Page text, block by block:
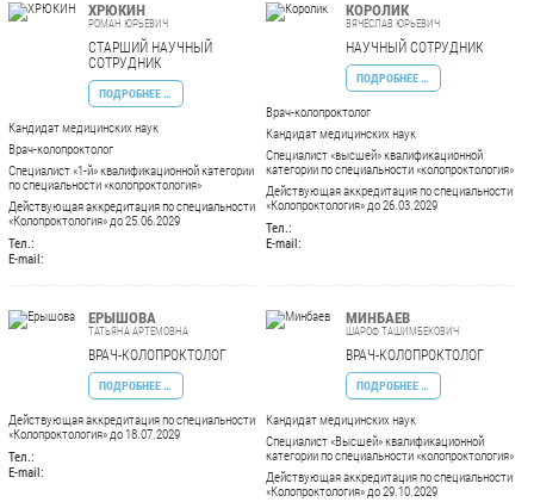
ХРЮКИН
РОМАН ЮРЬЕВИЧ
СТАРШИЙ НАУЧНЫЙ
СОТРУДНИК
ПОДРОБНЕЕ …
Кандидат медицинских наук
Врач-колопроктолог
Специалист «1-й» квалификационной категории
по специальности «колопроктология»
Действующая аккредитация по специальности
«Колопроктология» до 25.06.2029
Тел.:
E-mail:
КОРОЛИК
ВЯЧЕСЛАВ ЮРЬЕВИЧ
НАУЧНЫЙ СОТРУДНИК
ПОДРОБНЕЕ …
Врач-колопроктолог
Кандидат медицинских наук
Специалист «высшей» квалификационной
категории по специальности «колопроктология»
Действующая аккредитация по специальности
«Колопроктология» до 26.03.2029
Тел.:
E-mail:
ЕРЫШОВА
ТАТЬЯНА АРТЕМОВНА
ВРАЧ-КОЛОПРОКТОЛОГ
ПОДРОБНЕЕ …
Действующая аккредитация по специальности
«Колопроктология» до 18.07.2029
Тел.:
E-mail:
МИНБАЕВ
ШАРОФ ТАШИМБЕКОВИЧ
ВРАЧ-КОЛОПРОКТОЛОГ
ПОДРОБНЕЕ …
Кандидат медицинских наук
Специалист «Высшей» квалификационной
категории по специальности «колопроктология»
Действующая аккредитация по специальности
«Колопроктология» до 29.10.2029